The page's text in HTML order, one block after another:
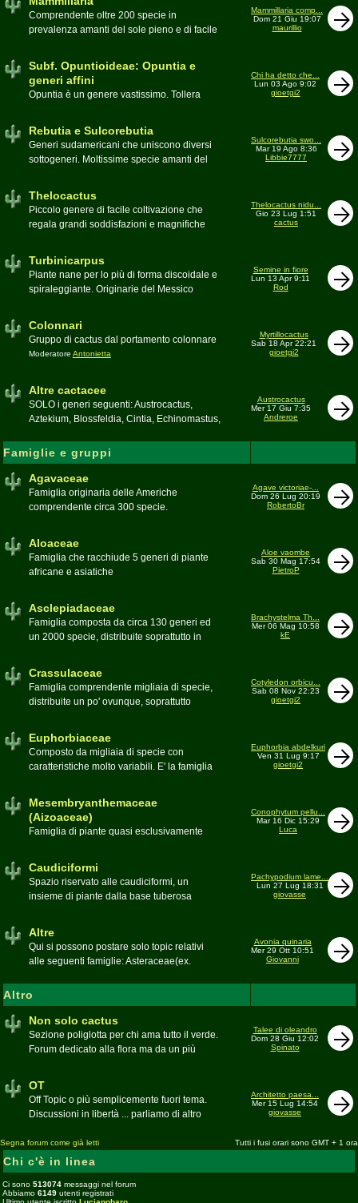
Comprendente oltre 200 specie in
prevalenza amanti del sole pieno e di facile
Mammillaria comp...
Dom 21 Giu 19:07
maurillio
Subf. Opuntioideae: Opuntia e
generi affini
Opuntia è un genere vastissimo. Tollera
Canada. Caratteristiche le temute spine
carnosi spesso commestibili
Chi ha detto che...
Lun 03 Ago 9:02
gioetgi2
Rebutia e Sulcorebutia
Generi sudamericani che uniscono diversi
sottogeneri. Moltissime specie amanti del
Sulcorebutia swo...
Mar 19 Ago 8:36
Libbie7777
Thelocactus
Piccolo genere di facile coltivazione che
regala grandi soddisfazioni e magnifiche
Thelocactus nidu...
Gio 23 Lug 1:51
cactus
Turbinicarpus
Piante nane per lo più di forma discoidale e
spiraleggiante. Originarie del Messico
Semine in fiore
Lun 13 Apr 9:11
Rod
Colonnari
Gruppo di cactus dal portamento colonnare
Moderatore Antonietta
Myrtillocactus
Sab 18 Apr 22:21
gioetgi2
Altre cactacee
SOLO i generi seguenti: Austrocactus,
Aztekium, Blossfeldia, Cintia, Echinomastus,
Geohintonia, Obregonia, Oroya,
Ortegocactus, Pediocactus, Pelecyphora,
Pereskia, Sclerocactus, Strombocactus ,
Toumeya, Uebelmannia, Yavia. Sottotribù:
Hylocereinae (Aporocactus, Epiphyllum,
Austrocactus
Mer 17 Giu 7:35
Andreroe
Famiglie e gruppi
Agavaceae
Famiglia originaria delle Americhe
comprendente circa 300 specie.
generi:Agave, Beschorneria, Furcraea,
Hesperaloë, Littaea, Manfreda, Polianthes,
Agave victoriae-...
Dom 26 Lug 20:19
RobertoBr
Aloaceae
Famiglia che racchiude 5 generi di piante
africane e asiatiche
Aloe vaombe
Sab 30 Mag 17:54
PietroP
Asclepiadaceae
Famiglia composta da circa 130 generi ed
un 2000 specie, distribuite soprattutto in
Brachystelma Th...
Mer 06 Mag 10:58
kE
Crassulaceae
Famiglia comprendente migliaia di specie,
distribuite un po' ovunque, soprattutto
Cotyledon orbicu...
Sab 08 Nov 22:23
gioetgi2
Euphorbiaceae
Composto da migliaia di specie con
caratteristiche molto variabili. E' la famiglia
popolazioni anche nel nostro paese
Moderatorebeppe58
Euphorbia abdelkuri
Ven 31 Lug 9:17
gioetgi2
Mesembryanthemaceae
(Aizoaceae)
Famiglia di piante quasi esclusivamente
appartenenti alla famiglia
Conophytum pellu...
Mar 16 Dic 15:29
Luca
Caudiciformi
Spazio riservato alle caudiciformi, un
insieme di piante dalla base tuberosa
Pachypodium lame...
Lun 27 Lug 18:31
giovasse
Altre
Qui si possono postare solo topic relativi
alle seguenti famiglie: Asteraceae(ex.
Sansevieria; Lamiaceae (ex. Labiatae) gen.
Coleus e Plectranthus; Peperomiaceae gen.
Peperomia (solo specie succulente);
Geraniaceae gen. Pelargonium, Monsonia
Talinum, Portulacaria
Avonia quinaria
Mer 29 Ott 10:51
Giovanni
Altro
Non solo cactus
Sezione poliglotta per chi ama tutto il verde.
Forum dedicato alla flora ma da un più
Talee di oleandro
Dom 28 Giu 12:02
Spinato
OT
Off Topic o più semplicemente fuori tema.
Discussioni in libertà ... parliamo di altro
Architetto paesa...
Mer 15 Lug 14:54
giovasse
Segna forum come già letti Tutti i fusi orari sono GMT + 1 ora
Chi c'è in linea
Ci sono 513074 messaggi nel forum
Abbiamo 6149 utenti registrati